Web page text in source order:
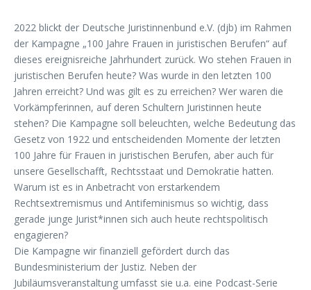
2022 blickt der Deutsche Juristinnenbund e.V. (djb) im Rahmen
der Kampagne „100 Jahre Frauen in juristischen Berufen“ auf
dieses ereignisreiche Jahrhundert zurück. Wo stehen Frauen in
juristischen Berufen heute? Was wurde in den letzten 100
Jahren erreicht? Und was gilt es zu erreichen? Wer waren die
Vorkämpferinnen, auf deren Schultern Juristinnen heute
stehen? Die Kampagne soll beleuchten, welche Bedeutung das
Gesetz von 1922 und entscheidenden Momente der letzten
100 Jahre für Frauen in juristischen Berufen, aber auch für
unsere Gesellschafft, Rechtsstaat und Demokratie hatten.
Warum ist es in Anbetracht von erstarkendem
Rechtsextremismus und Antifeminismus so wichtig, dass
gerade junge Jurist*innen sich auch heute rechtspolitisch
engagieren?
Die Kampagne wir finanziell gefördert durch das
Bundesministerium der Justiz. Neben der
Jubiläumsveranstaltung umfasst sie u.a. eine Podcast-Serie